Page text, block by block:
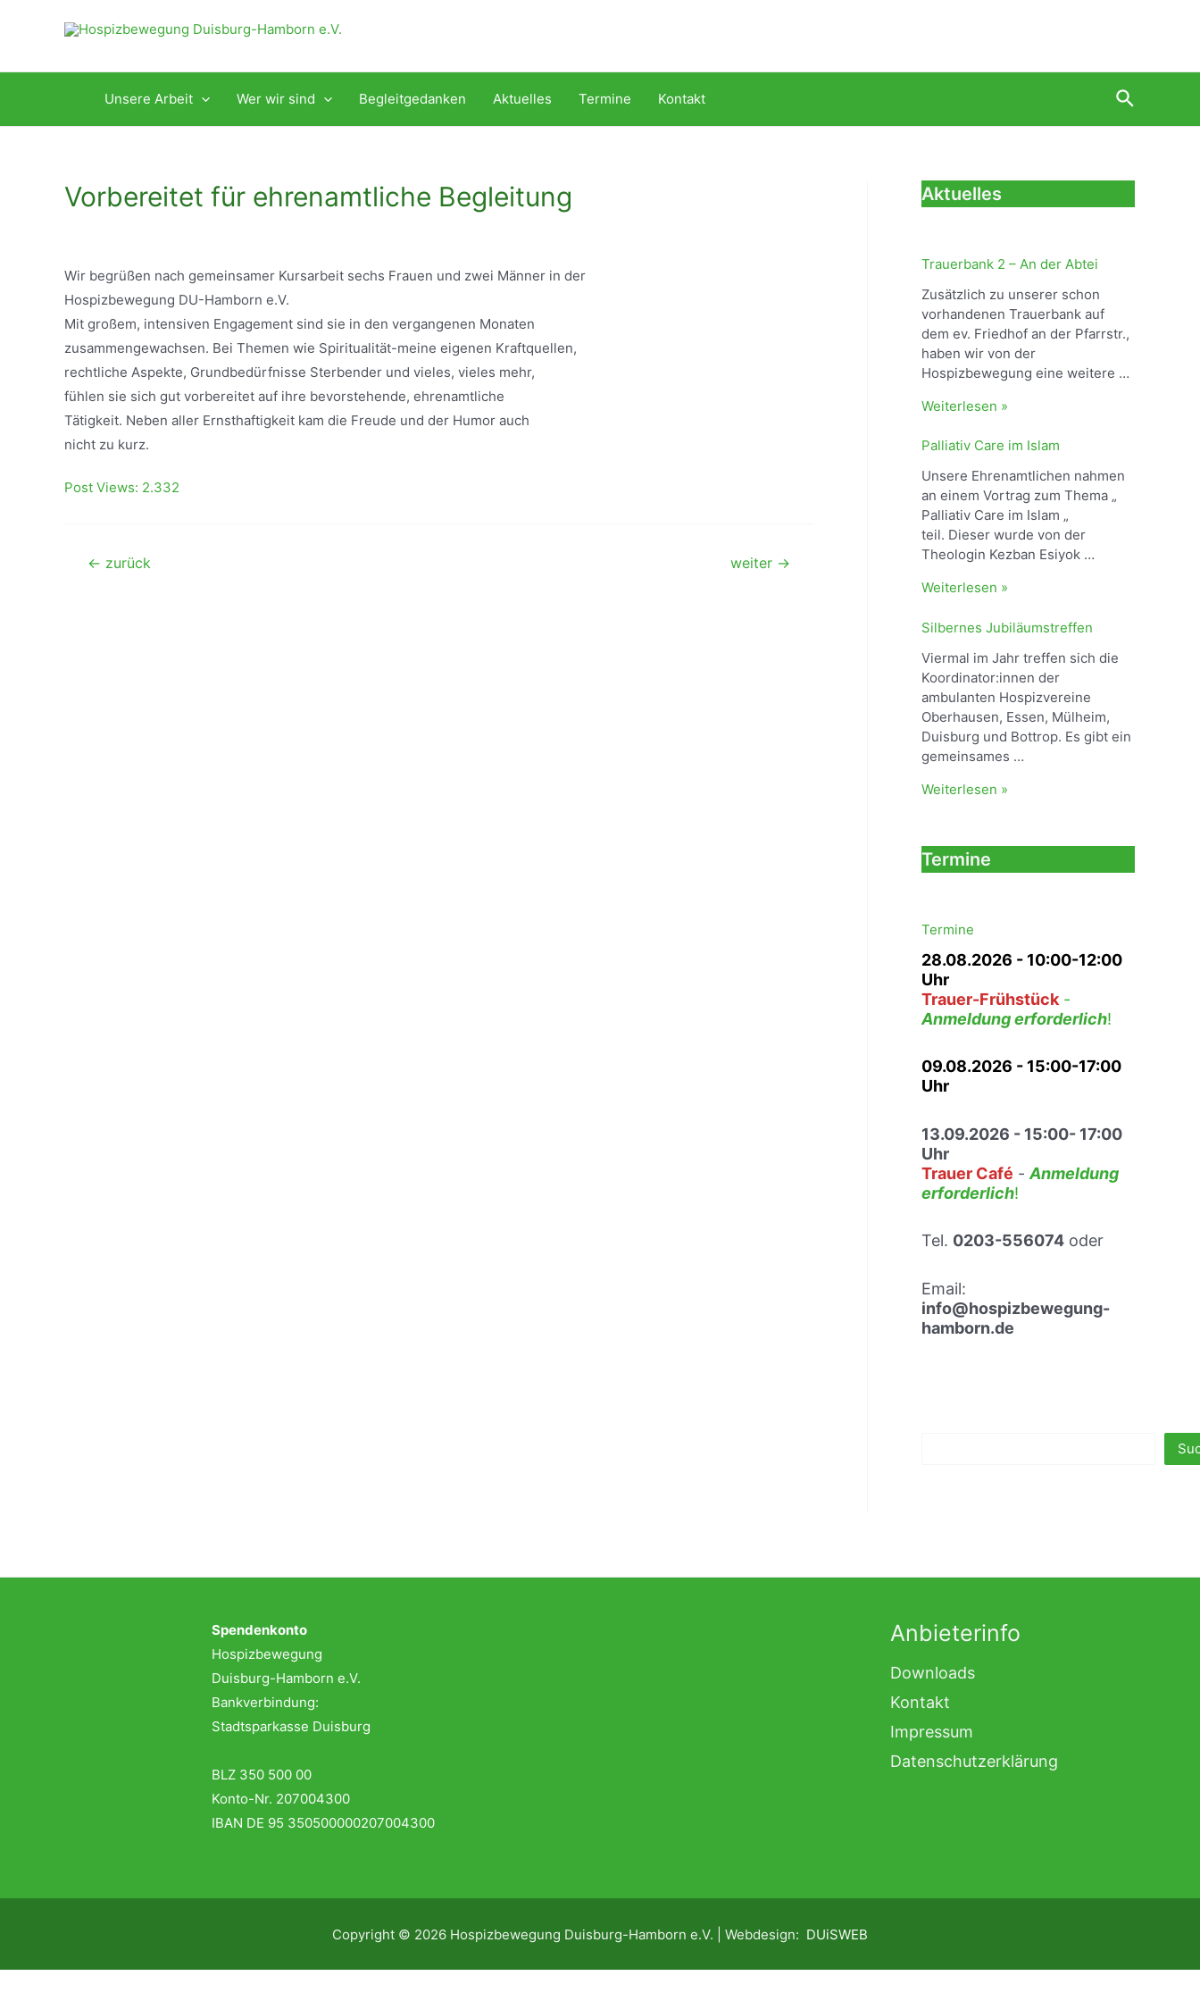
Unsere Arbeit Wer wir sind Begleitgedanken Aktuelles Termine Kontakt Suche
Vorbereitet für ehrenamtliche Begleitung
Wir begrüßen nach gemeinsamer Kursarbeit sechs Frauen und zwei Männer in der
Hospizbewegung DU-Hamborn e.V.
Mit großem, intensiven Engagement sind sie in den vergangenen Monaten
zusammengewachsen. Bei Themen wie Spiritualität-meine eigenen Kraftquellen,
rechtliche Aspekte, Grundbedürfnisse Sterbender und vieles, vieles mehr,
fühlen sie sich gut vorbereitet auf ihre bevorstehende, ehrenamtliche
Tätigkeit. Neben aller Ernsthaftigkeit kam die Freude und der Humor auch
nicht zu kurz.
Post Views: 2.332
Beitragsnavigation
← zurück weiter →
Aktuelles
Trauerbank 2 – An der Abtei
Zusätzlich zu unserer schon
vorhandenen Trauerbank auf
dem ev. Friedhof an der Pfarrstr.,
haben wir von der
Hospizbewegung eine weitere …
T
a
e
r
b
a
n
k
–
n
d
e
r
A
b
e
Weiterlesen »
Palliativ Care im Islam
Unsere Ehrenamtlichen nahmen
an einem Vortrag zum Thema „
Palliativ Care im Islam „
teil. Dieser wurde von der
Theologin Kezban Esiyok …
P
l
i
a
t
i
v
C
a
i
m
l
a
m
Weiterlesen »
Silbernes Jubiläumstreffen
Viermal im Jahr treffen sich die
Koordinator:innen der
ambulanten Hospizvereine
Oberhausen, Essen, Mülheim,
Duisburg und Bottrop. Es gibt ein
gemeinsames …
S
b
e
e
J
u
b
i
ä
u
r
e
f
e
Weiterlesen »
Termine
Termine
28.08.2026 - 10:00-12:00
Uhr
Trauer-Frühstück -
Anmeldung erforderlich!
09.08.2026 - 15:00-17:00
Uhr
13.09.2026 - 15:00- 17:00
Uhr
Trauer Café - Anmeldung
erforderlich!
Tel. 0203-556074 oder
Email:
info@hospizbewegung-
hamborn.de
Spendenkonto
Hospizbewegung
Duisburg-Hamborn e.V.
Bankverbindung:
Stadtsparkasse Duisburg
BLZ 350 500 00
Konto-Nr. 207004300
IBAN DE 95 350500000207004300
Anbieterinfo
Downloads
Kontakt
Impressum
Datenschutzerklärung
Copyright © 2026 Hospizbewegung Duisburg-Hamborn e.V. | Webdesign: DUiSWEB